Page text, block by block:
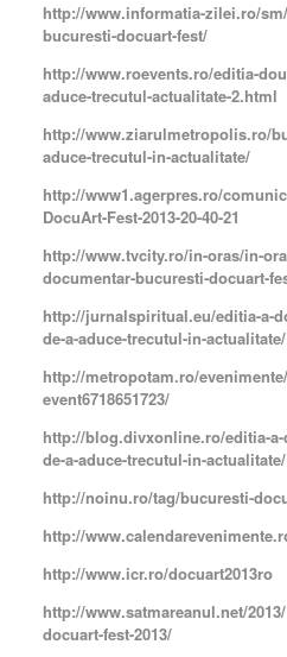
http://www.informatia-zilei.ro/
bucuresti-docuart-fest/
http://www.roevents.ro/editia-
aduce-trecutul-actualitate-2.html
http://www.ziarulmetropolis.ro/
aduce-trecutul-in-actualitate/
http://www1.agerpres.ro/
DocuArt-Fest-2013-20-40-21
http://www.tvcity.ro/in-oras/in-
documentar-bucuresti-docuart-
http://jurnalspiritual.eu/editia-a-
de-a-aduce-trecutul-in-actualitate/
http://metropotam.ro/
event6718651723/
http://blog.divxonline.ro/editia-
de-a-aduce-trecutul-in-actualitate/
http://noinu.ro/tag/bucuresti-
http://
http://www.icr.ro/docuart2013ro
http://www.satmareanul.net/
docuart-fest-2013/